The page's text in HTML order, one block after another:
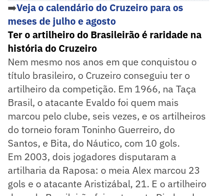
➡️Veja o calendário do Cruzeiro para os
meses de julho e agosto
Ter o artilheiro do Brasileirão é raridade na
história do Cruzeiro
Nem mesmo nos anos em que conquistou o
título brasileiro, o Cruzeiro conseguiu ter o
artilheiro da competição. Em 1966, na Taça
Brasil, o atacante Evaldo foi quem mais
marcou pelo clube, seis vezes, e os artilheiros
do torneio foram Toninho Guerreiro, do
Santos, e Bita, do Náutico, com 10 gols.
Em 2003, dois jogadores disputaram a
artilharia da Raposa: o meia Alex marcou 23
gols e o atacante Aristizábal, 21. E o artilheiro